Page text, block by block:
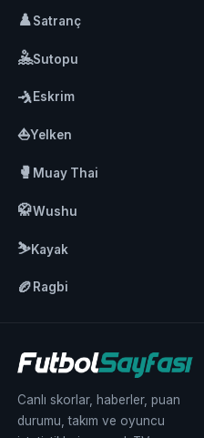
♟️Satranç
🤽Sutopu
🤺Eskrim
⛵Yelken
🥊 Muay Thai
🥋Wushu
⛷️Kayak
🏉 Ragbi
Canlı skorlar, haberler, puan
durumu, takım ve oyuncu